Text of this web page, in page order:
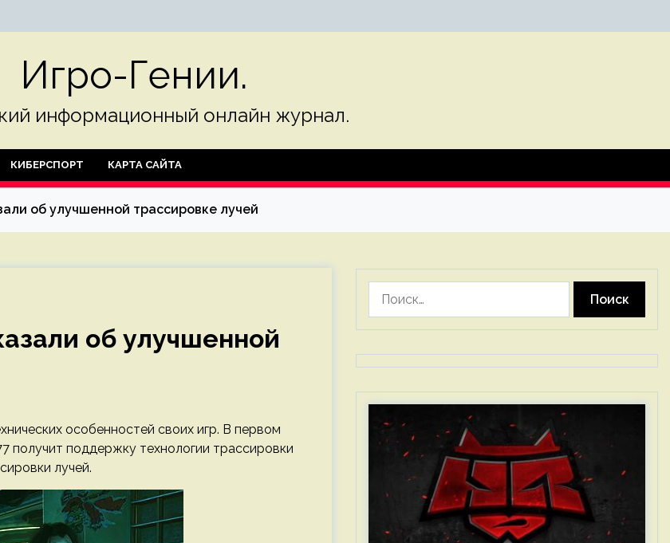
Игро-Гении.
информационный онлайн журнал.
КИБЕРСПОРТ КАРТА САЙТА
об улучшенной трассировке лучей
об улучшенной
особенностей своих игр. В первом
получит поддержку технологии трассировки
лучей.